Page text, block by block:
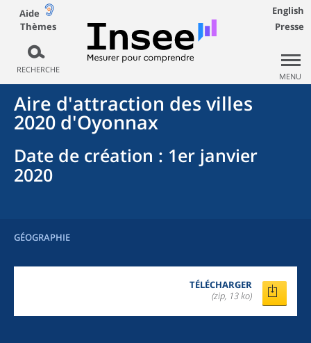
Aide
Thèmes
RECHERCHE
English
Presse
MENU
Aire d'attraction des villes
2020 d'Oyonnax
Date de création : 1er janvier
2020
GÉOGRAPHIE
TÉLÉCHARGER
(zip, 13 ko)